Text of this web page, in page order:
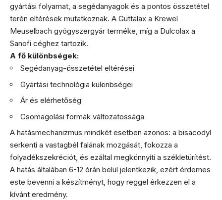
gyártási folyamat, a segédanyagok és a pontos összetétel
terén eltérések mutatkoznak. A Guttalax a Krewel
Meuselbach gyógyszergyár terméke, míg a Dulcolax a
Sanofi céghez tartozik.
A fő különbségek:
Segédanyag-összetétel eltérései
Gyártási technológia különbségei
Ár és elérhetőség
Csomagolási formák változatossága
A hatásmechanizmus mindkét esetben azonos: a bisacodyl
serkenti a vastagbél falának mozgását, fokozza a
folyadékszekréciót, és ezáltal megkönnyíti a székletürítést.
A hatás általában 6-12 órán belül jelentkezik, ezért érdemes
este bevenni a készítményt, hogy reggel érkezzen el a
kívánt eredmény.